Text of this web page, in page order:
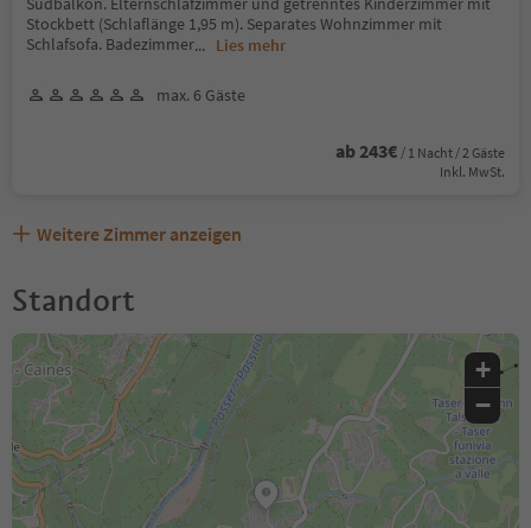
Stockbett (Schlaflänge 1,95 m). Separates Wohnzimmer mit
Schlafsofa. Badezimmer... Lies mehr
max. 6 Gäste
ab 243€ / 1 Nacht / 2 Gäste
Inkl. MwSt.
Weitere Zimmer anzeigen
Standort
+
−